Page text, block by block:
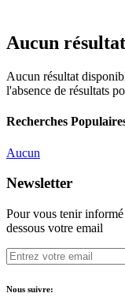
Aucun
Aucun résultat
l'absence de résultats
Recherches
Aucun
Newsletter
Pour vous tenir
dessous votre email
Nous suivre: